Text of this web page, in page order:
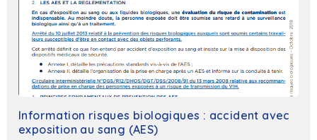
Information risques biologiques : accident avec
exposition au sang (AES)